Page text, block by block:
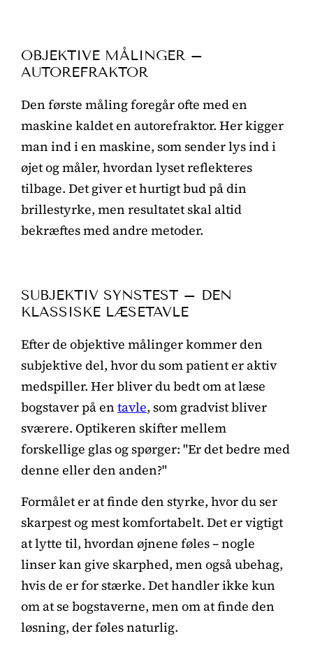
OBJEKTIVE MÅLINGER –
AUTOREFRAKTOR
Den første måling foregår ofte med en
maskine kaldet en autorefraktor. Her kigger
man ind i en maskine, som sender lys ind i
øjet og måler, hvordan lyset reflekteres
tilbage. Det giver et hurtigt bud på din
brillestyrke, men resultatet skal altid
bekræftes med andre metoder.
SUBJEKTIV SYNSTEST – DEN
KLASSISKE LÆSETAVLE
Efter de objektive målinger kommer den
subjektive del, hvor du som patient er aktiv
medspiller. Her bliver du bedt om at læse
bogstaver på en tavle, som gradvist bliver
sværere. Optikeren skifter mellem
forskellige glas og spørger: "Er det bedre med
denne eller den anden?"
Formålet er at finde den styrke, hvor du ser
skarpest og mest komfortabelt. Det er vigtigt
at lytte til, hvordan øjnene føles – nogle
linser kan give skarphed, men også ubehag,
hvis de er for stærke. Det handler ikke kun
om at se bogstaverne, men om at finde den
løsning, der føles naturlig.